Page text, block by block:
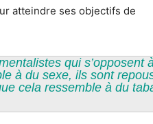
atteindre ses objectifs de
qui s’opposent
à du sexe, ils sont
cela ressemble à du